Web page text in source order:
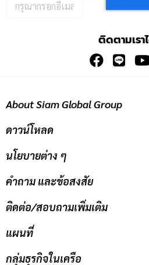
อีเมล
ติดตามเรา
About Siam Global Group
ดาวน์โหลด
นโยบายต่าง ๆ
คำถาม และข้อสงสัย
ติดต่อ/สอบถามเพิ่มเติม
แผนที่
กลุ่มธุรกิจในเครือ